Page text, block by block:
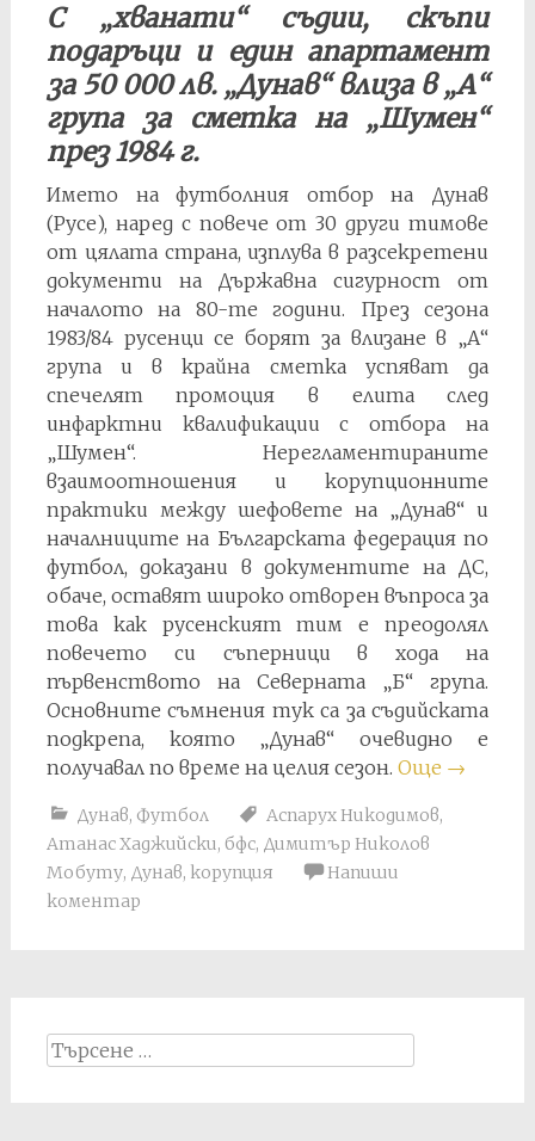
С „хванати“ съдии, скъпи
подаръци и един апартамент
за 50 000 лв. „Дунав“ влиза в „А“
група за сметка на „Шумен“
през 1984 г.
Името на футболния отбор на Дунав
(Русе), наред с повече от 30 други тимове
от цялата страна, изплува в разсекретени
документи на Държавна сигурност от
началото на 80-те години. През сезона
1983/84 русенци се борят за влизане в „А“
група и в крайна сметка успяват да
спечелят промоция в елита след
инфарктни квалификации с отбора на
„Шумен“. Нерегламентираните
взаимоотношения и корупционните
практики между шефовете на „Дунав“ и
началниците на Българската федерация по
футбол, доказани в документите на ДС,
обаче, оставят широко отворен въпроса за
това как русенският тим е преодолял
повечето си съперници в хода на
първенството на Северната „Б“ група.
Основните съмнения тук са за съдийската
подкрепа, която „Дунав“ очевидно е
получавал по време на целия сезон. Още →
Дунав, Футбол Аспарух Никодимов,
Атанас Хаджийски, бфс, Димитър Николов
Мобуту, Дунав, корупция
Напиши
коментар
Search